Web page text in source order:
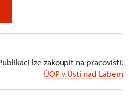
lze zakoupit na pracovišti:
ÚOP v Ústí nad Labem